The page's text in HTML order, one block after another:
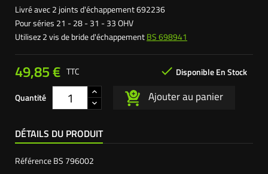
Livré avec 2 joints d'échappement 692236
Pour séries 21 - 28 - 31 - 33 OHV
Utilisez 2 vis de bride d'échappementBS 698941
49,85 €  Disponible En Stock
TTC
Quantité Ajouter au panier
DÉTAILS DU PRODUIT
RéférenceBS 796002